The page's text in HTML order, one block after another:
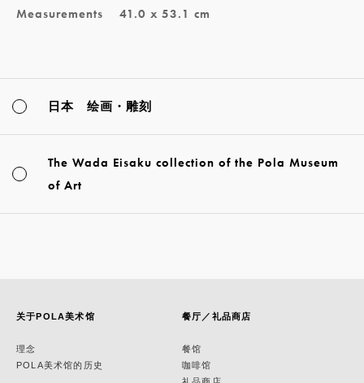
Measurements
41.0 x 53.1 cm
日本 绘画・雕刻
The Wada Eisaku collection of the Pola Museum
of Art
关于POLA美术馆
理念
POLA美术馆的历史
餐厅／礼品商店
餐馆
咖啡馆